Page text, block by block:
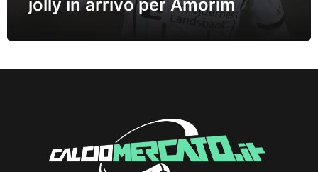
jolly in arrivo per Amorim